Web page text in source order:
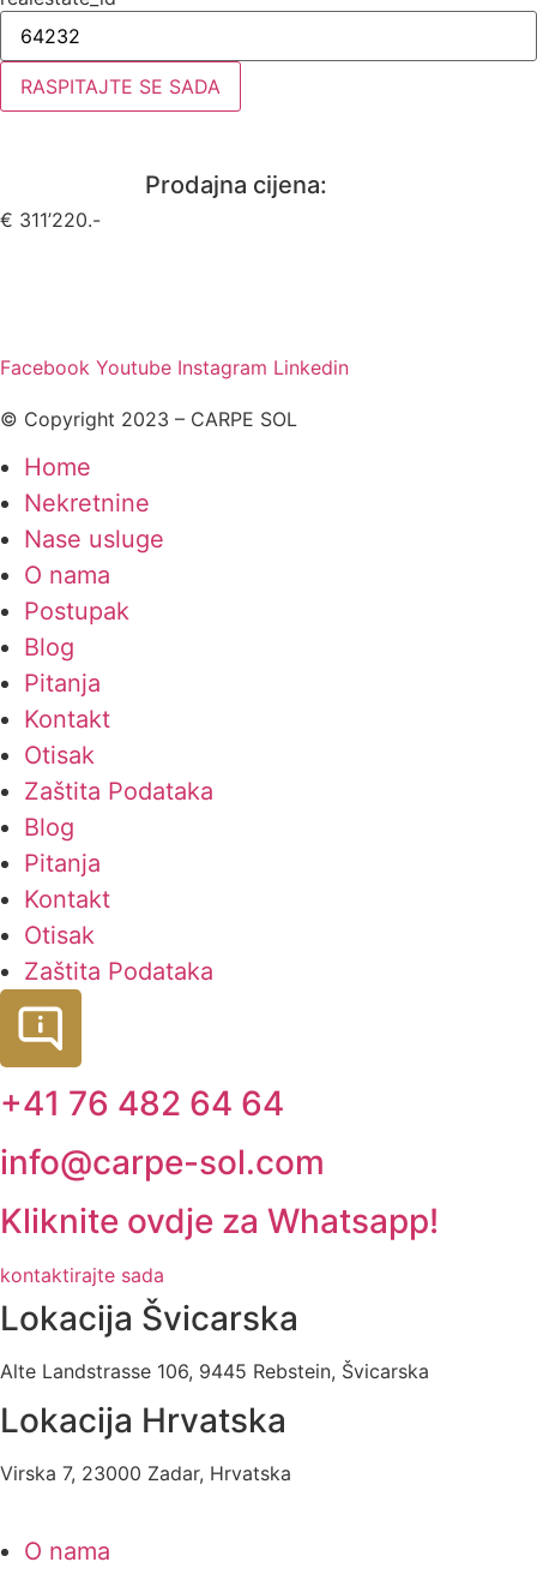
RASPITAJTE SE SADA
Prodajna cijena:
€ 311’220.-
Facebook Youtube Instagram Linkedin
© Copyright 2023 – CARPE SOL
Home
Nekretnine
Nase usluge
O nama
Postupak
Blog
Pitanja
Kontakt
Otisak
Zaštita Podataka
Blog
Pitanja
Kontakt
Otisak
Zaštita Podataka
+41 76 482 64 64
info@carpe-sol.com
Kliknite ovdje za Whatsapp!
kontaktirajte sada
Lokacija Švicarska
Alte Landstrasse 106, 9445 Rebstein, Švicarska
Lokacija Hrvatska
Virska 7, 23000 Zadar, Hrvatska
O nama